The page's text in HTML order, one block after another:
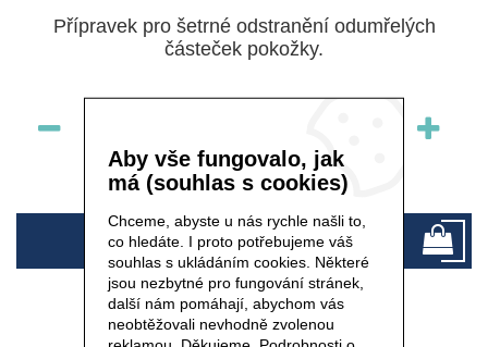
Přípravek pro šetrné odstranění odumřelých
částeček pokožky.
skladem
620 Kč
Aby vše fungovalo, jak
má (souhlas s cookies)
Chceme, abyste u nás rychle našli to,
co hledáte. I proto potřebujeme váš
souhlas s ukládáním cookies. Některé
jsou nezbytné pro fungování stránek,
další nám pomáhají, abychom vás
neobtěžovali nevhodně zvolenou